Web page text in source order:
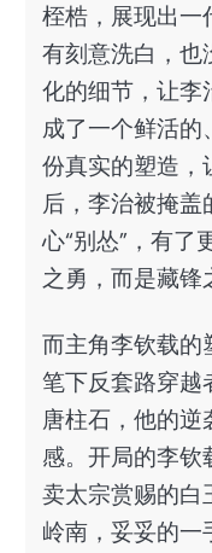
桎梏，展现出一
有刻意洗白，也
化的细节，让李
成了一个鲜活的
份真实的塑造，
后，李治被掩盖
心“别怂”，有
之勇，而是藏锋
而主角李钦载的
笔下反套路穿越
唐柱石，他的逆
感。开局的李钦
卖太宗赏赐的白
岭南，妥妥的一